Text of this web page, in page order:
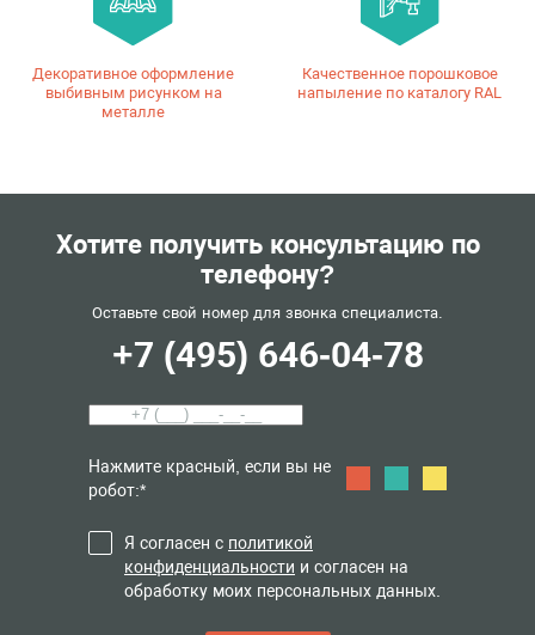
Декоративное оформление
выбивным рисунком на
металле
Качественное порошковое
напыление по каталогу RAL
Хотите получить консультацию по
телефону?
Оставьте свой номер для звонка специалиста.
+7 (495) 646-04-78
Нажмите красный, если вы не
робот:*
Я согласен с политикой
конфиденциальности и согласен на
обработку моих персональных данных.